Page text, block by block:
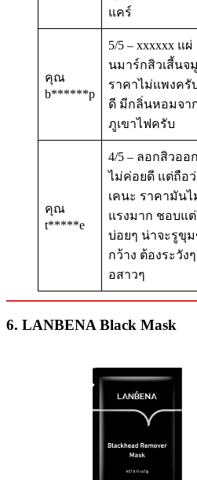
แคร์
คุณ
b******p
5/5 – xxxxxx แผ่
นมาร์กสิวเสี้นจ
ราคาไม่แพงครั
ดี มีกลิ่นหอมจา
ภูเขาไฟครับ
คุณ
t*****e
4/5 – ลอกสิวออ
ไม่ค่อยดี แต่ถือ
เคนะ ราคามันไ
แรงมาก ชอบแ
บ่อยๆ น่าจะรูขุ
กว้าง ต้องระวังๆ
อสาวๆ
6. LANBENA Black Mask